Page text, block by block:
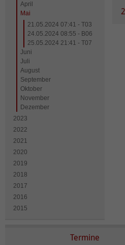
April
Mai
21.05.2024 07:41 - T03
24.05.2024 08:55 - B06
25.05.2024 21:41 - T07
Juni
Juli
August
September
Oktober
November
Dezember
2023
2022
2021
2020
2019
2018
2017
2016
2015
Termine